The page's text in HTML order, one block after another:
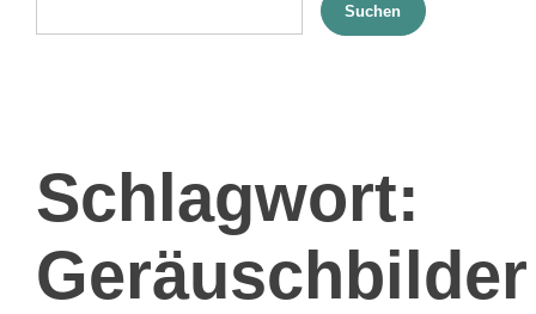
Schlagwort:
Geräuschbilder
Suchen